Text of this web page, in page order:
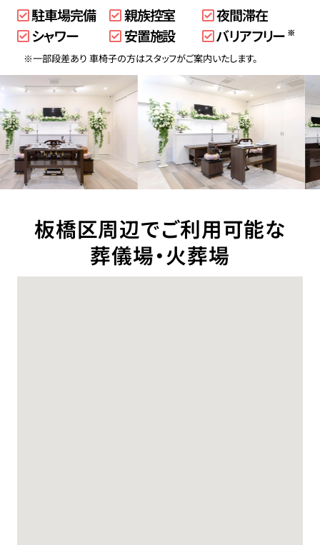
駐車場完備 親族控室
夜間滞在
シャワー
安置施設 バリアフリー ※
※一部段差あり 車椅子の方はスタッフがご案内いたします。
板橋区周辺でご利用可能な
葬儀場・火葬場